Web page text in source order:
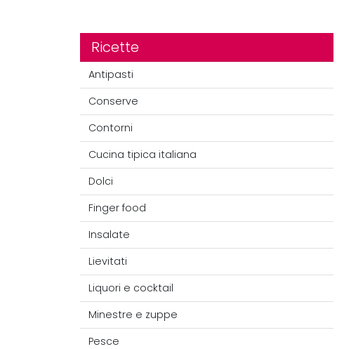
Ricette
Antipasti
Conserve
Contorni
Cucina tipica italiana
Dolci
Finger food
Insalate
Lievitati
Liquori e cocktail
Minestre e zuppe
Pesce